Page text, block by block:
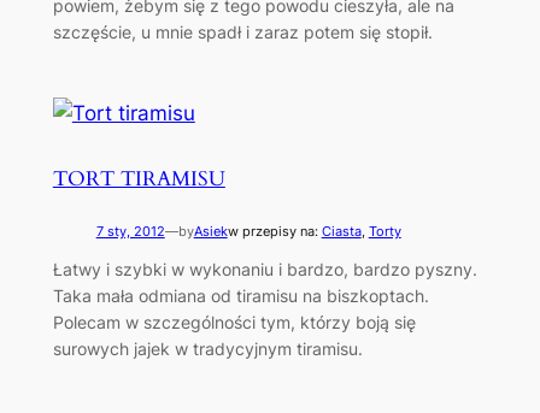
powiem, żebym się z tego powodu cieszyła, ale na
szczęście, u mnie spadł i zaraz potem się stopił.
TORT TIRAMISU
7 sty, 2012—byAsiekw przepisy na: Ciasta, Torty
Łatwy i szybki w wykonaniu i bardzo, bardzo pyszny.
Taka mała odmiana od tiramisu na biszkoptach.
Polecam w szczególności tym, którzy boją się
surowych jajek w tradycyjnym tiramisu.